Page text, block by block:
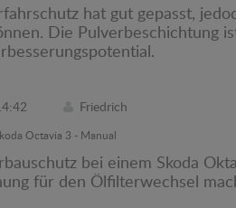
hat gut gepasst,
Die Pulverbeschichtung
Friedrich
Octavia 3 - Manual
bei einem Skoda
für den Ölfilterwechsel